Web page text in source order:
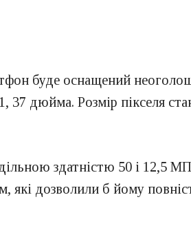
буде оснащений
дюйма. Розмір пікселя
здатністю 50 і 12,5
які дозволили б йому